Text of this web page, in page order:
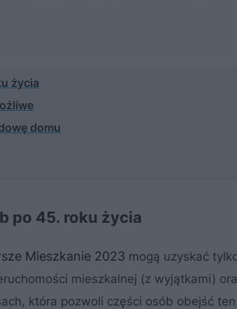
życia
domu
po 45. roku życia
Mieszkanie 2023 mogą uzyskać
mieszkalnej (z wyjątkami)
która pozwoli części osób obejść